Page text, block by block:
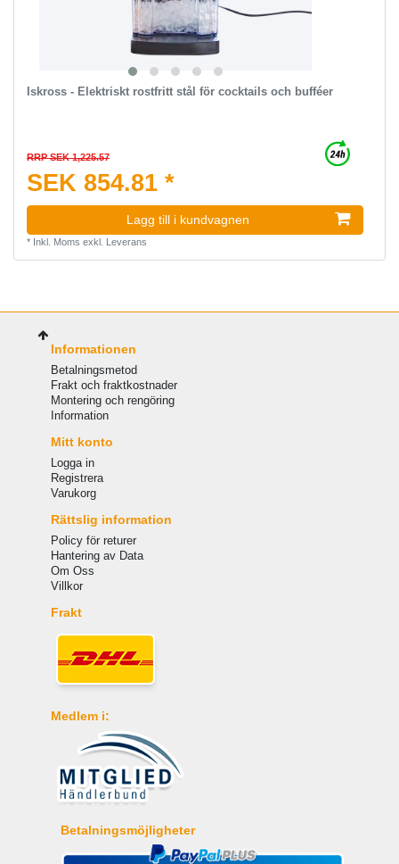
Iskross - Elektriskt rostfritt stål för cocktails och bufféer
RRP SEK 1,225.57
SEK 854.81 *
Lagg till i kundvagnen
* Inkl. Moms exkl. Leverans
Informationen
Betalningsmetod
Frakt och fraktkostnader
Montering och rengöring
Information
Mitt konto
Logga in
Registrera
Varukorg
Rättslig information
Policy för returer
Hantering av Data
Om Oss
Villkor
Frakt
Medlem i:
Betalningsmöjligheter